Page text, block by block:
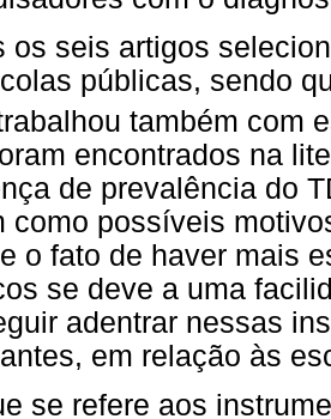
os seis artigos
públicas, sendo
também com
encontrados na
de prevalência do
como possíveis
o fato de haver mais
se deve a uma
adentrar nessas
em relação às
se refere aos